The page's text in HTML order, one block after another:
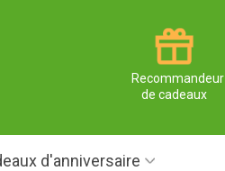
Recommandeur
de cadeaux
d'anniversaire